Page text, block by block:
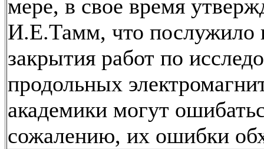
мере, в свое время
И.Е.Тамм, что послужило
закрытия работ по
продольных
академики могут
сожалению, их ошибки